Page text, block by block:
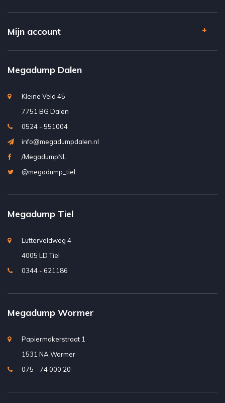
Mijn account
Megadump Dalen
Kleine Veld 45
7751 BG Dalen
0524 - 551004
info@megadumpdalen.nl
/MegadumpNL
@megadump_tiel
Megadump Tiel
Lutterveldweg 4
4005 LD Tiel
0344 - 621186
Megadump Wormer
Papiermakerstraat 1
1531 NA Wormer
075 - 74 000 20